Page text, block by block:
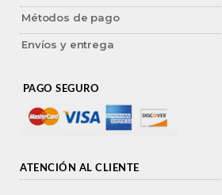
Métodos de pago
Envíos y entrega
PAGO SEGURO
ATENCIÓN AL CLIENTE